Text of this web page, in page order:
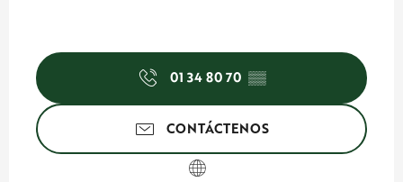
01 34 80 70 ▒▒
CONTÁCTENOS